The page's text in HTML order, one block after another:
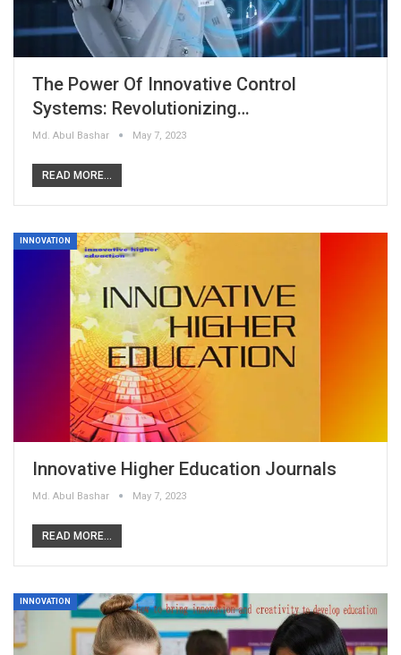
The Power Of Innovative Control
Systems: Revolutionizing…
Md. Abul Bashar May 7, 2023
READ MORE...
INNOVATION
Innovative Higher Education Journals
Md. Abul Bashar May 7, 2023
READ MORE...
INNOVATION